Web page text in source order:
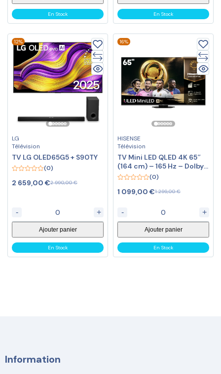
En Stock En Stock
12%
LG
Télévision
TV LG OLED65G5 + S90TY
out
(0)
2 990,00€
2 659,00 €
- +
Ajouter panier
En Stock
16%
HISENSE
Télévision
TV Mini LED QLED 4K 65″
(164 cm) – 165 Hz – Dolby
Vision
out
(0)
1 299,00€
1 099,00 €
- +
Ajouter panier
En Stock
Information